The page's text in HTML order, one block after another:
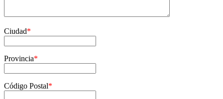
Ciudad*
Provincia*
Código Postal*